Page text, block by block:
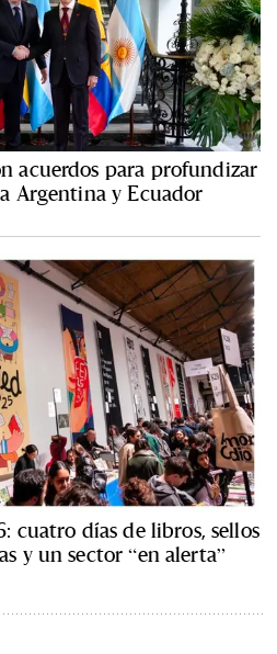
acuerdos para profundizar
Argentina y Ecuador
cuatro días de libros, sellos
y un sector “en alerta”